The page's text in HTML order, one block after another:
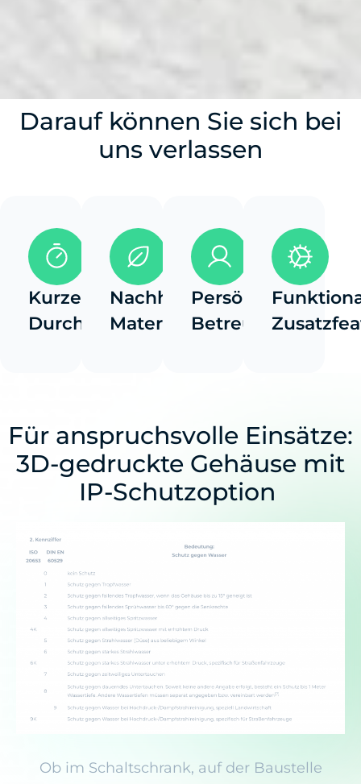
Darauf können Sie sich bei
uns verlassen
Kurze
Durchlaufzeiten
Nachhaltige
Materialoptionen
Persönliche
Betreuung
Für anspruchsvolle Einsätze:
3D-gedruckte Gehäuse mit
IP-Schutzoption
Ob im Schaltschrank, auf der Baustelle